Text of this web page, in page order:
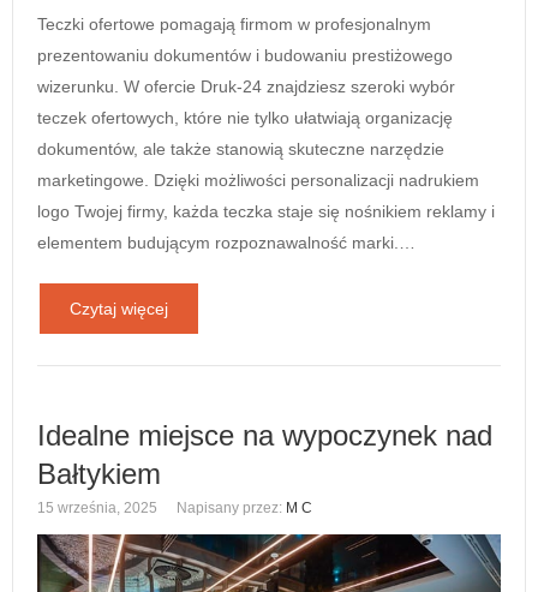
Teczki ofertowe pomagają firmom w profesjonalnym
prezentowaniu dokumentów i budowaniu prestiżowego
wizerunku. W ofercie Druk-24 znajdziesz szeroki wybór
teczek ofertowych, które nie tylko ułatwiają organizację
dokumentów, ale także stanowią skuteczne narzędzie
marketingowe. Dzięki możliwości personalizacji nadrukiem
logo Twojej firmy, każda teczka staje się nośnikiem reklamy i
elementem budującym rozpoznawalność marki.…
Czytaj więcej
Idealne miejsce na wypoczynek nad
Bałtykiem
15 września, 2025 Napisany przez: M C